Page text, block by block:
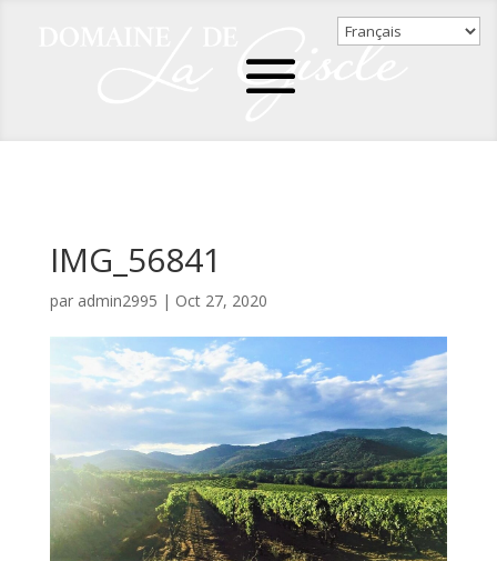
IMG_56841
par admin2995 | Oct 27, 2020